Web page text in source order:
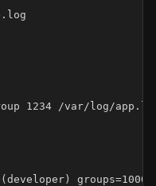
1234 /var/log/